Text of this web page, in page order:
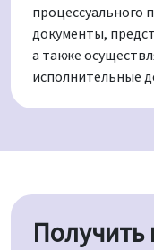
процессуального
документы,
а также
исполнительные
Получить